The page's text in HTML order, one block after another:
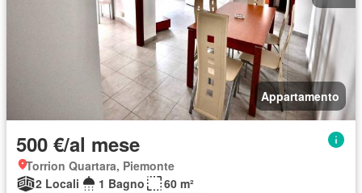
Appartamento
500 €/al mese
Torrion Quartara, Piemonte
2 Locali
1 Bagno
60 m²